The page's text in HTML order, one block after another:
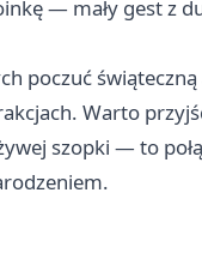
— mały gest z
poczuć
Warto
szopki — to